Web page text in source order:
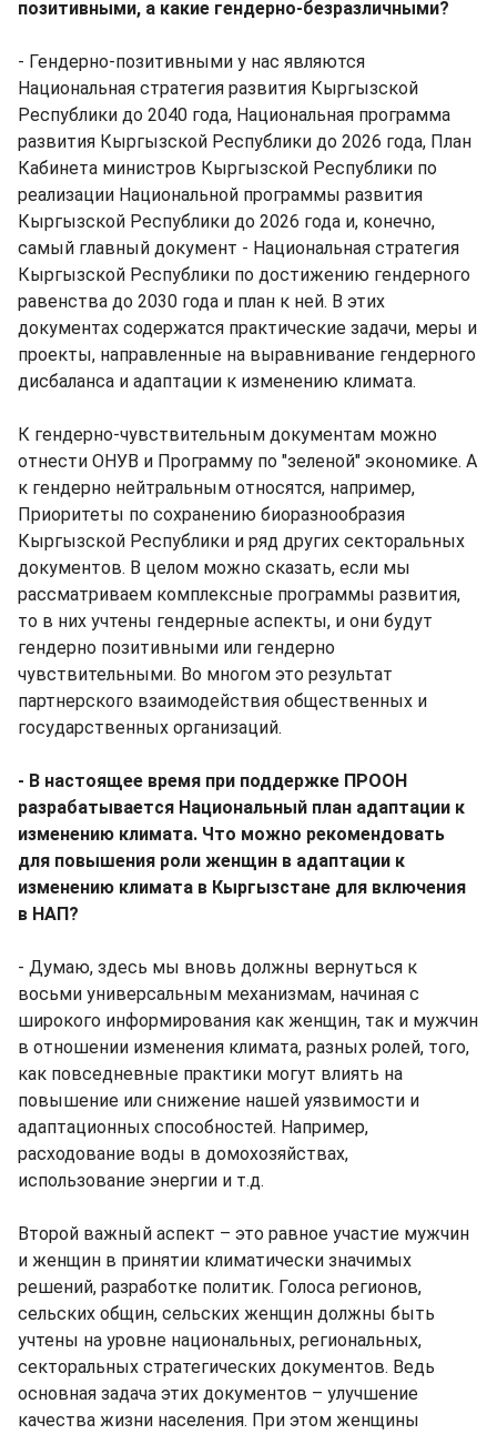
позитивными, а какие гендерно-безразличными?
- Гендерно-позитивными у нас являются
Национальная стратегия развития Кыргызской
Республики до 2040 года, Национальная программа
развития Кыргызской Республики до 2026 года, План
Кабинета министров Кыргызской Республики по
реализации Национальной программы развития
Кыргызской Республики до 2026 года и, конечно,
самый главный документ - Национальная стратегия
Кыргызской Республики по достижению гендерного
равенства до 2030 года и план к ней. В этих
документах содержатся практические задачи, меры и
проекты, направленные на выравнивание гендерного
дисбаланса и адаптации к изменению климата.
К гендерно-чувствительным документам можно
отнести ОНУВ и Программу по "зеленой" экономике. А
к гендерно нейтральным относятся, например,
Приоритеты по сохранению биоразнообразия
Кыргызской Республики и ряд других секторальных
документов. В целом можно сказать, если мы
рассматриваем комплексные программы развития,
то в них учтены гендерные аспекты, и они будут
гендерно позитивными или гендерно
чувствительными. Во многом это результат
партнерского взаимодействия общественных и
государственных организаций.
- В настоящее время при поддержке ПРООН
разрабатывается Национальный план адаптации к
изменению климата. Что можно рекомендовать
для повышения роли женщин в адаптации к
изменению климата в Кыргызстане для включения
в НАП?
- Думаю, здесь мы вновь должны вернуться к
восьми универсальным механизмам, начиная с
широкого информирования как женщин, так и мужчин
в отношении изменения климата, разных ролей, того,
как повседневные практики могут влиять на
повышение или снижение нашей уязвимости и
адаптационных способностей. Например,
расходование воды в домохозяйствах,
использование энергии и т.д.
Второй важный аспект – это равное участие мужчин
и женщин в принятии климатически значимых
решений, разработке политик. Голоса регионов,
сельских общин, сельских женщин должны быть
учтены на уровне национальных, региональных,
секторальных стратегических документов. Ведь
основная задача этих документов – улучшение
качества жизни населения. При этом женщины